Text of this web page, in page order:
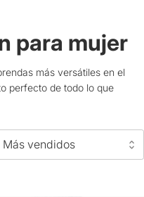
para mujer
más versátiles en el
perfecto de todo lo que